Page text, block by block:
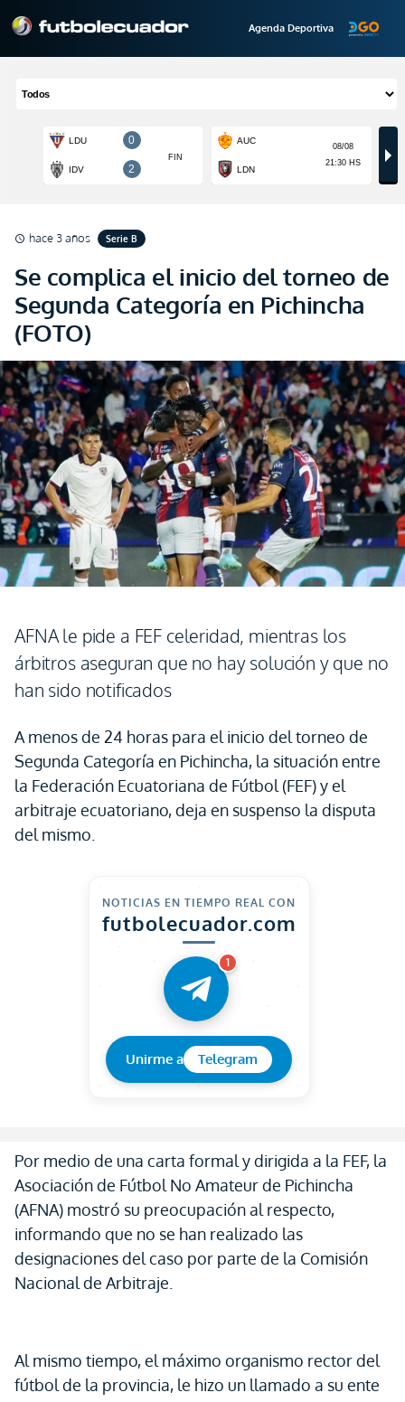
Agenda Deportiva
schedule hace 3 años Serie B
Se complica el inicio del torneo de
Segunda Categoría en Pichincha
(FOTO)
AFNA le pide a FEF celeridad, mientras los
árbitros aseguran que no hay solución y que no
han sido notificados
A menos de 24 horas para el inicio del torneo de
Segunda Categoría en Pichincha, la situación entre
la Federación Ecuatoriana de Fútbol (FEF) y el
arbitraje ecuatoriano, deja en suspenso la disputa
del mismo.
NOTICIAS EN TIEMPO REAL CON
futbolecuador.com
1
Unirme a Telegram
Por medio de una carta formal y dirigida a la FEF, la
Asociación de Fútbol No Amateur de Pichincha
(AFNA) mostró su preocupación al respecto,
informando que no se han realizado las
designaciones del caso por parte de la Comisión
Nacional de Arbitraje.
Al mismo tiempo, el máximo organismo rector del
fútbol de la provincia, le hizo un llamado a su ente